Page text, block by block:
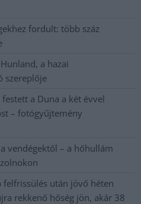
fordult: több száz
a hazai
szereplője
a Duna a két évvel
– fotógyűjtemény
vendégektől – a hőhullám
után jövő héten
rekkenő hőség jön, akár 38